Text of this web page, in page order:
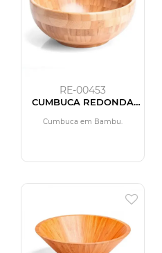
RE-00453
CUMBUCA REDONDA
Cumbuca em Bambu.